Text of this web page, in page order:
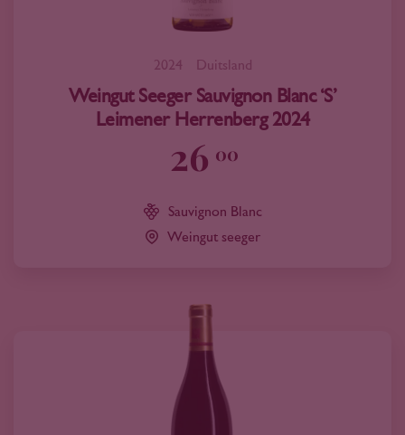
2024 Duitsland
Weingut Seeger Sauvignon Blanc ‘S’
Leimener Herrenberg 2024
26 00
Sauvignon Blanc
Weingut seeger